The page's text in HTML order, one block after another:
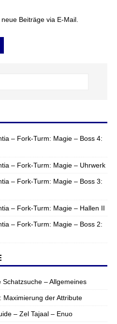
Beiträge via E-Mail.
– Fork-Turm: Magie – Boss 4:
– Fork-Turm: Magie – Uhrwerk
– Fork-Turm: Magie – Boss 3:
– Fork-Turm: Magie – Hallen II
– Fork-Turm: Magie – Boss 2:
Schatzsuche – Allgemeines
Maximierung der Attribute
– Zel Tajaal – Enuo